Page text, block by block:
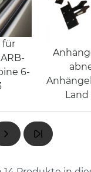
für
6-
Land